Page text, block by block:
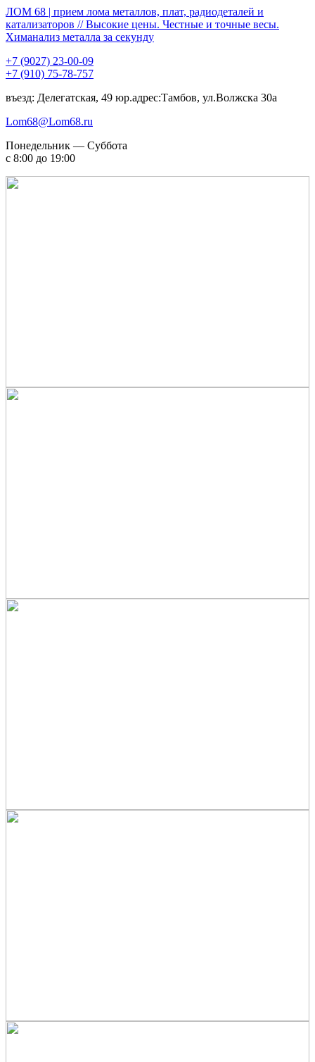
ЛОМ 68 | прием лома металлов, плат, радиодеталей и
катализаторов // Высокие цены. Честные и точные весы.
Химанализ металла за секунду
+7 (9027) 23-00-09
+7 (910) 75-78-757
въезд: Делегатская, 49 юр.адрес:Тамбов, ул.Волжска 30а
Lom68@Lom68.ru
Понедельник — Суббота
с 8:00 до 19:00